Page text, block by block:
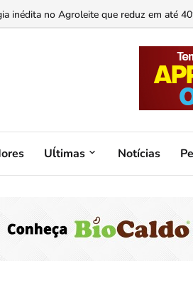
o adesivo hormonal ajuda?...
Uĺtimas Notícias